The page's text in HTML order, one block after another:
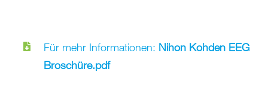
Für mehr Informationen: Nihon Kohden EEG
Broschüre.pdf